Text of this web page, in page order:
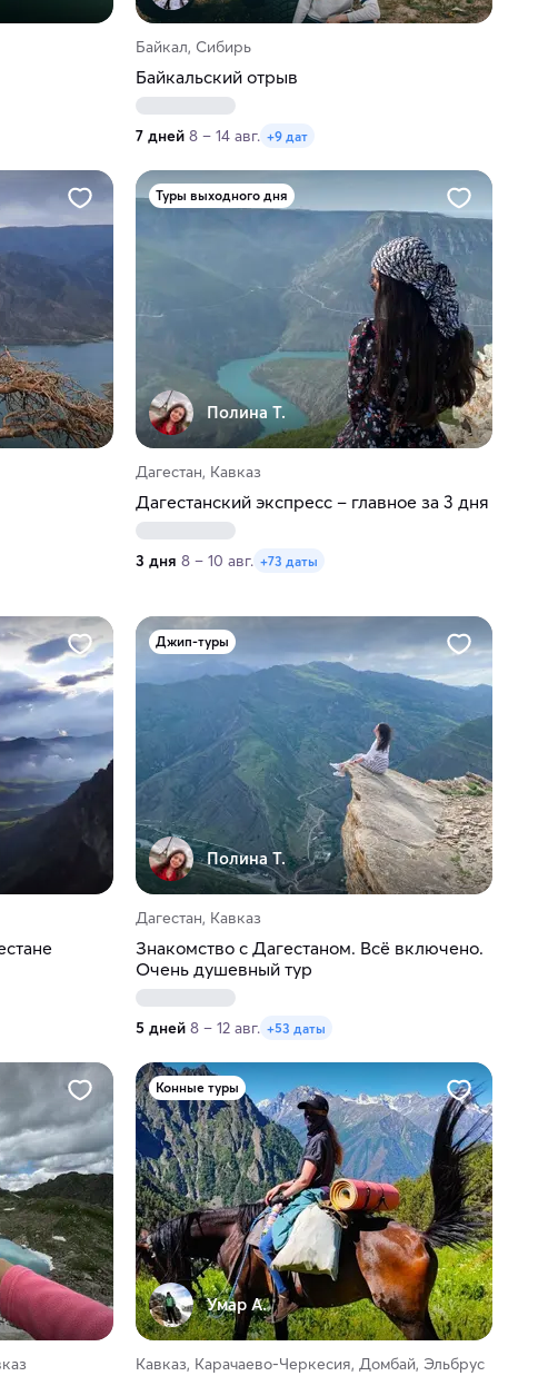
Байкал, Сибирь
Байкальский отрыв
7 дней 8 – 14 авг. +9 дат
Туры выходного дня
Полина Т.
Дагестан, Кавказ
Дагестанский экспресс – главное за 3 дня
3 дня 8 – 10 авг. +73 даты
Джип-туры
Полина Т.
Дагестан, Кавказ
Знакомство с Дагестаном. Всё включено.
Очень душевный тур
5 дней 8 – 12 авг. +53 даты
Конные туры
Умар А.
Кавказ, Карачаево-Черкесия, Домбай, Эльбрус